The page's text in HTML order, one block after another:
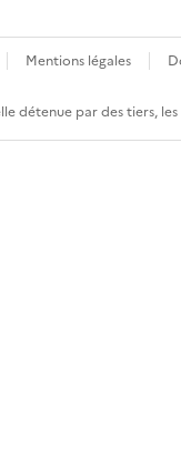
Mentions légales
détenue par des tiers,